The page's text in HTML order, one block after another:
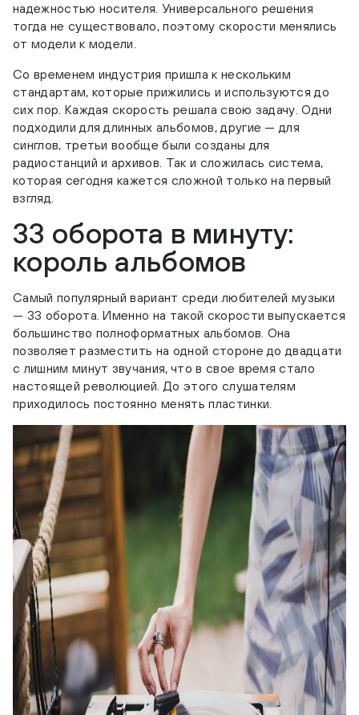
надежностью носителя. Универсального решения
тогда не существовало, поэтому скорости менялись
от модели к модели.
Со временем индустрия пришла к нескольким
стандартам, которые прижились и используются до
сих пор. Каждая скорость решала свою задачу. Одни
подходили для длинных альбомов, другие — для
синглов, третьи вообще были созданы для
радиостанций и архивов. Так и сложилась система,
которая сегодня кажется сложной только на первый
взгляд.
33 оборота в минуту:
король альбомов
Самый популярный вариант среди любителей музыки
— 33 оборота. Именно на такой скорости выпускается
большинство полноформатных альбомов. Она
позволяет разместить на одной стороне до двадцати
с лишним минут звучания, что в свое время стало
настоящей революцией. До этого слушателям
приходилось постоянно менять пластинки.